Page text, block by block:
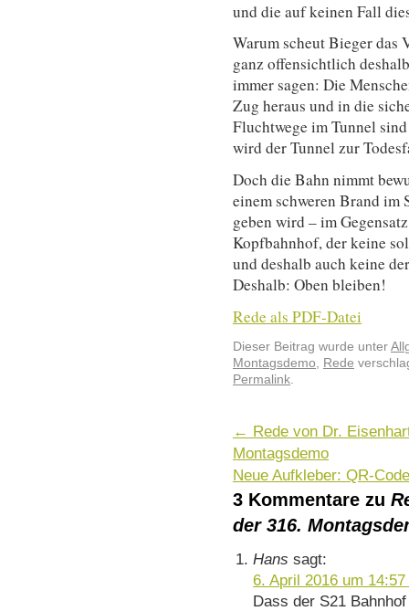
und die auf keinen Fall
Warum scheut Bieger das
ganz offensichtlich
immer sagen: Die
Zug heraus und in die
Fluchtwege im Tunnel
wird der Tunnel zur
Doch die Bahn nimmt
einem schweren Brand im
geben wird – im
Kopfbahnhof, der keine
und deshalb auch keine
Deshalb: Oben bleiben!
Rede als PDF-Datei
Dieser Beitrag wurde unter
Montagsdemo
Rede
Permalink
← Rede von Dr.
Montagsdemo
Neue Aufkleber: QR-
3 Kommentare zu
der 316.
Hans sagt:
6. April 2016 um
Dass der S21